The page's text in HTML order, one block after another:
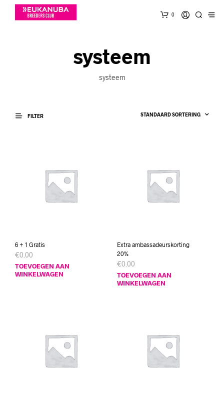
0
systeem
systeem
FILTER
6 + 1 Gratis
€0.00
TOEVOEGEN AAN
WINKELWAGEN
Extra ambassadeurskorting
20%
€0.00
TOEVOEGEN AAN
WINKELWAGEN